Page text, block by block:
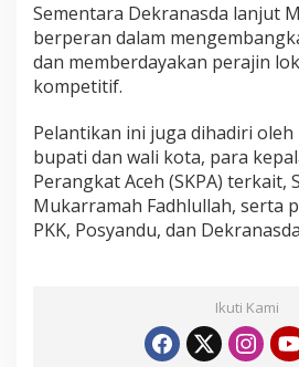
Sementara Dekranasda lanjut
berperan dalam
dan memberdayakan perajin
kompetitif.
Pelantikan ini juga dihadiri oleh
bupati dan wali kota, para
Perangkat Aceh (SKPA) terkait,
Mukarramah Fadhlullah, serta
PKK, Posyandu, dan
Ikuti Kami